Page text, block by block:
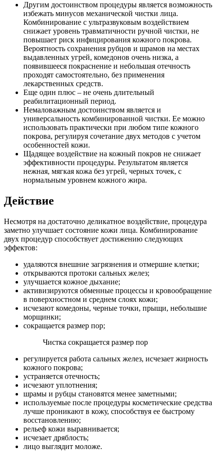
Другим достоинством процедуры является возможность
избежать минусов механической чистки лица.
Комбинирование с ультразвуковым воздействием
снижает уровень травматичности ручной чистки, не
повышает риск инфицирования кожного покрова.
Вероятность сохранения рубцов и шрамов на местах
выдавленных угрей, комедонов очень низка, а
появившееся покраснение и небольшая отечность
проходят самостоятельно, без применения
лекарственных средств.
Еще один плюс – не очень длительный
реабилитационный период.
Немаловажным достоинством является и
универсальность комбинированной чистки. Ее можно
использовать практически при любом типе кожного
покрова, регулируя сочетание двух методов с учетом
особенностей кожи.
Щадящее воздействие на кожный покров не снижает
эффективности процедуры. Результатом является
нежная, мягкая кожа без угрей, черных точек, с
нормальным уровнем кожного жира.
Действие
Несмотря на достаточно деликатное воздействие, процедура
заметно улучшает состояние кожи лица. Комбинирование
двух процедур способствует достижению следующих
эффектов:
удаляются внешние загрязнения и отмершие клетки;
открываются протоки сальных желез;
улучшается кожное дыхание;
активизируются обменные процессы и кровообращение
в поверхностном и среднем слоях кожи;
исчезают комедоны, черные точки, прыщи, небольшие
морщинки;
сокращается размер пор;
Чистка сокращается размер пор
регулируется работа сальных желез, исчезает жирность
кожного покрова;
устраняется отечность;
исчезают уплотнения;
шрамы и рубцы становятся менее заметными;
используемые после процедуры косметические средства
лучше проникают в кожу, способствуя ее быстрому
восстановлению;
рельеф кожи выравнивается;
исчезает дряблость;
лицо выглядит моложе.